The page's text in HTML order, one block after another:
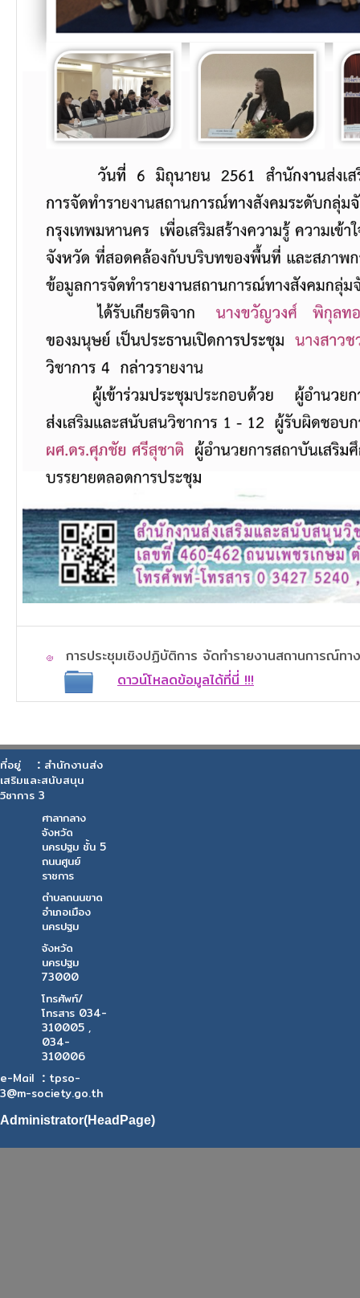
การประชุมเชิงปฏิบัติการ จัดทำรายงานสถานการณ์
ดาวน์โหลดข้อมูลได้ที่นี่ !!!
ที่อยู่ : สำนักงานส่ง
เสริมและสนับสนุน
วิชาการ 3
ศาลากลาง
จังหวัด
นครปฐม ชั้น 5
ถนนศูนย์
ราชการ
ตำบลถนนขาด
อำเภอเมือง
นครปฐม
จังหวัด
นครปฐม
73000
โทรศัพท์/
โทรสาร 034-
310005 ,
034-
310006
e-Mail : tpso-
3@m-society.go.th
Administrator(HeadPage)